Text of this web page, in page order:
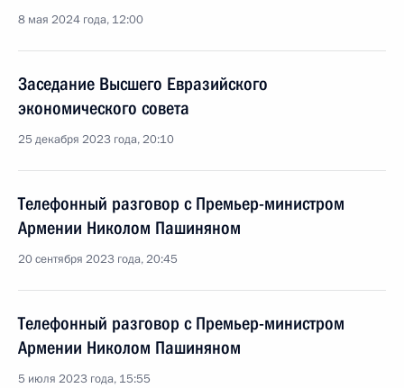
8 мая 2024 года, 12:00
Заседание Высшего Евразийского
экономического совета
25 декабря 2023 года, 20:10
Телефонный разговор с Премьер-министром
Армении Николом Пашиняном
20 сентября 2023 года, 20:45
Телефонный разговор с Премьер-министром
Армении Николом Пашиняном
5 июля 2023 года, 15:55